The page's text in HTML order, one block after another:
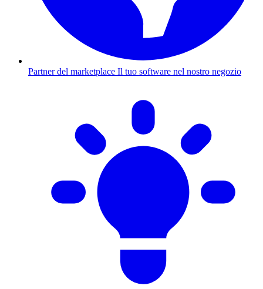
Partner del marketplace Il tuo software nel nostro negozio